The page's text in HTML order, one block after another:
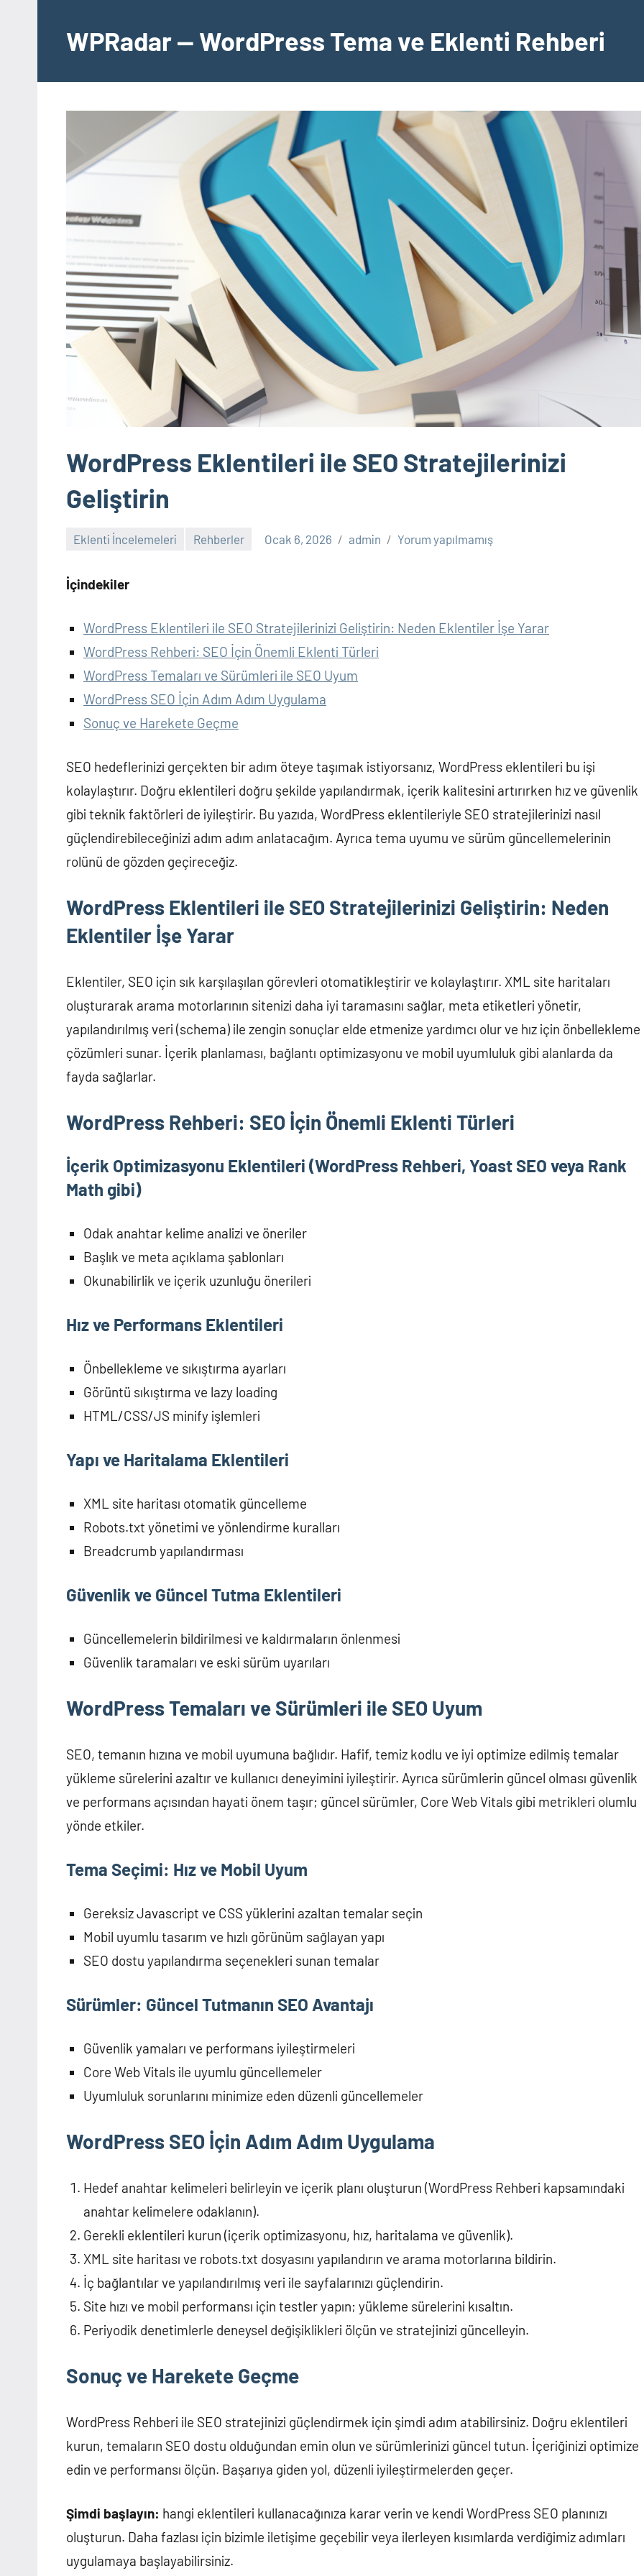
WPRadar — WordPress Tema ve Eklenti Rehberi
WordPress Eklentileri ile SEO Stratejilerinizi
Geliştirin
Eklenti İncelemeleri Rehberler Ocak 6, 2026 admin Yorum yapılmamış
İçindekiler
WordPress Eklentileri ile SEO Stratejilerinizi Geliştirin: Neden Eklentiler İşe Yarar
WordPress Rehberi: SEO İçin Önemli Eklenti Türleri
WordPress Temaları ve Sürümleri ile SEO Uyum
WordPress SEO İçin Adım Adım Uygulama
Sonuç ve Harekete Geçme
SEO hedeflerinizi gerçekten bir adım öteye taşımak istiyorsanız, WordPress eklentileri bu işi
kolaylaştırır. Doğru eklentileri doğru şekilde yapılandırmak, içerik kalitesini artırırken hız ve güvenlik
gibi teknik faktörleri de iyileştirir. Bu yazıda, WordPress eklentileriyle SEO stratejilerinizi nasıl
güçlendirebileceğinizi adım adım anlatacağım. Ayrıca tema uyumu ve sürüm güncellemelerinin
rolünü de gözden geçireceğiz.
WordPress Eklentileri ile SEO Stratejilerinizi Geliştirin: Neden
Eklentiler İşe Yarar
Eklentiler, SEO için sık karşılaşılan görevleri otomatikleştirir ve kolaylaştırır. XML site haritaları
oluşturarak arama motorlarının sitenizi daha iyi taramasını sağlar, meta etiketleri yönetir,
yapılandırılmış veri (schema) ile zengin sonuçlar elde etmenize yardımcı olur ve hız için önbellekleme
çözümleri sunar. İçerik planlaması, bağlantı optimizasyonu ve mobil uyumluluk gibi alanlarda da
fayda sağlarlar.
WordPress Rehberi: SEO İçin Önemli Eklenti Türleri
İçerik Optimizasyonu Eklentileri (WordPress Rehberi, Yoast SEO veya Rank
Math gibi)
Odak anahtar kelime analizi ve öneriler
Başlık ve meta açıklama şablonları
Okunabilirlik ve içerik uzunluğu önerileri
Hız ve Performans Eklentileri
Önbellekleme ve sıkıştırma ayarları
Görüntü sıkıştırma ve lazy loading
HTML/CSS/JS minify işlemleri
Yapı ve Haritalama Eklentileri
XML site haritası otomatik güncelleme
Robots.txt yönetimi ve yönlendirme kuralları
Breadcrumb yapılandırması
Güvenlik ve Güncel Tutma Eklentileri
Güncellemelerin bildirilmesi ve kaldırmaların önlenmesi
Güvenlik taramaları ve eski sürüm uyarıları
WordPress Temaları ve Sürümleri ile SEO Uyum
SEO, temanın hızına ve mobil uyumuna bağlıdır. Hafif, temiz kodlu ve iyi optimize edilmiş temalar
yükleme sürelerini azaltır ve kullanıcı deneyimini iyileştirir. Ayrıca sürümlerin güncel olması güvenlik
ve performans açısından hayati önem taşır; güncel sürümler, Core Web Vitals gibi metrikleri olumlu
yönde etkiler.
Tema Seçimi: Hız ve Mobil Uyum
Gereksiz Javascript ve CSS yüklerini azaltan temalar seçin
Mobil uyumlu tasarım ve hızlı görünüm sağlayan yapı
SEO dostu yapılandırma seçenekleri sunan temalar
Sürümler: Güncel Tutmanın SEO Avantajı
Güvenlik yamaları ve performans iyileştirmeleri
Core Web Vitals ile uyumlu güncellemeler
Uyumluluk sorunlarını minimize eden düzenli güncellemeler
WordPress SEO İçin Adım Adım Uygulama
Hedef anahtar kelimeleri belirleyin ve içerik planı oluşturun (WordPress Rehberi kapsamındaki
anahtar kelimelere odaklanın).
Gerekli eklentileri kurun (içerik optimizasyonu, hız, haritalama ve güvenlik).
XML site haritası ve robots.txt dosyasını yapılandırın ve arama motorlarına bildirin.
İç bağlantılar ve yapılandırılmış veri ile sayfalarınızı güçlendirin.
Site hızı ve mobil performansı için testler yapın; yükleme sürelerini kısaltın.
Periyodik denetimlerle deneysel değişiklikleri ölçün ve stratejinizi güncelleyin.
Sonuç ve Harekete Geçme
WordPress Rehberi ile SEO stratejinizi güçlendirmek için şimdi adım atabilirsiniz. Doğru eklentileri
kurun, temaların SEO dostu olduğundan emin olun ve sürümlerinizi güncel tutun. İçeriğinizi optimize
edin ve performansı ölçün. Başarıya giden yol, düzenli iyileştirmelerden geçer.
Şimdi başlayın: hangi eklentileri kullanacağınıza karar verin ve kendi WordPress SEO planınızı
oluşturun. Daha fazlası için bizimle iletişime geçebilir veya ilerleyen kısımlarda verdiğimiz adımları
uygulamaya başlayabilirsiniz.